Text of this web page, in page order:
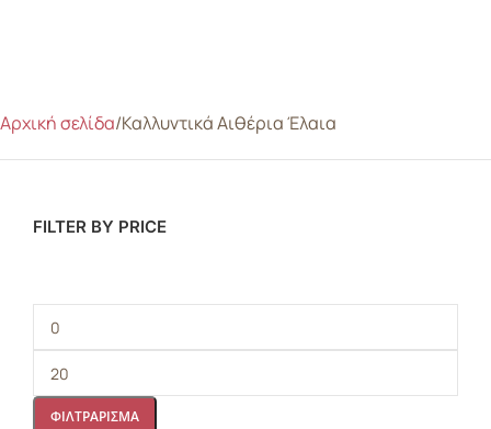
Αρχική σελίδα Καλλυντικά Αιθέρια Έλαια
FILTER BY PRICE
ΦΙΛΤΡΆΡΙΣΜΑ